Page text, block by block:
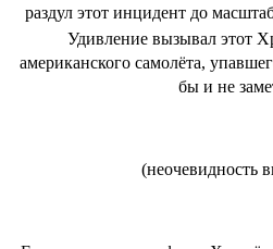
раздул этот инцидент до
Удивление вызывал этот
американского самолёта,
бы и не
(неочевидность